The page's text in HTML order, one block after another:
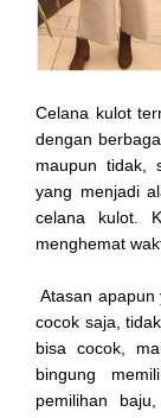
Celana kulot
dengan
maupun tidak,
yang menjadi
celana kulot.
menghemat
Atasan apapun
cocok saja,
bisa cocok,
bingung
pemilihan